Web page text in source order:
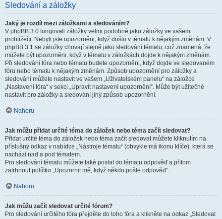
Sledování a záložky
Jaký je rozdíl mezi záložkami a sledováním?
V phpBB 3.0 fungovali záložky velmi podobně jako záložky ve vašem
prohlížeči. Nebyli jste upozorněni, když došlo v tématu k nějakým změnám. V
phpBB 3.1 se záložky chovají stejně jako sledování tématu, což znamená, že
můžete být upozorněni, když v tématu v záložkách dojde k nějakým změnám.
Při sledování fóra nebo tématu budete upozorněni, když dojde ve sledovaném
fóru nebo tématu k nějakým změnám. Způsob upozornění pro záložky a
sledování můžete nastavit ve vašem „Uživatelském panelu“ na záložce
„Nastavení fóra“ v sekci „Upravit nastavení upozornění“. Může být užitečné
nastavit pro záložky a sledování jiný způsob upozornění.
Nahoru
Jak můžu přidat určité téma do záložek nebo téma začít sledovat?
Přidat určité téma do záložek nebo téma začít sledovat můžete kliknutím na
příslušný odkaz v nabídce „Nástroje tématu“ (obvykle má ikonu klíče), která se
nachází nad a pod tématem.
Pro sledování tématu můžete také poslat do tématu odpověď a přitom
zatrhnout políčko „Upozornit mě, když někdo pošle odpověď“.
Nahoru
Jak můžu začít sledovat určité fórum?
Pro sledování určitého fóra přejděte do toho fóra a klikněte na odkaz „Sledovat